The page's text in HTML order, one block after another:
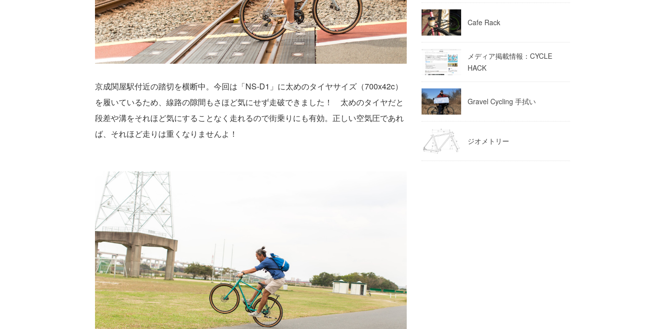
京成関屋駅付近の踏切を横断中。今回は「NS-D1」に太めのタイヤサイズ（700x42c）
を履いているため、線路の隙間もさほど気にせず走破できました！ 太めのタイヤだと
段差や溝をそれほど気にすることなく走れるので街乗りにも有効。正しい空気圧であれ
ば、それほど走りは重くなりませんよ！
Load More
Cafe Rack
メディア掲載情報：CYCLE
HACK
Gravel Cycling 手拭い
ジオメトリー